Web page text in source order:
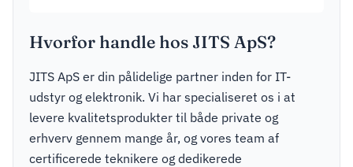
Hvorfor handle hos JITS ApS?
JITS ApS er din pålidelige partner inden for IT-
udstyr og elektronik. Vi har specialiseret os i at
levere kvalitetsprodukter til både private og
erhverv gennem mange år, og vores team af
certificerede teknikere og dedikerede